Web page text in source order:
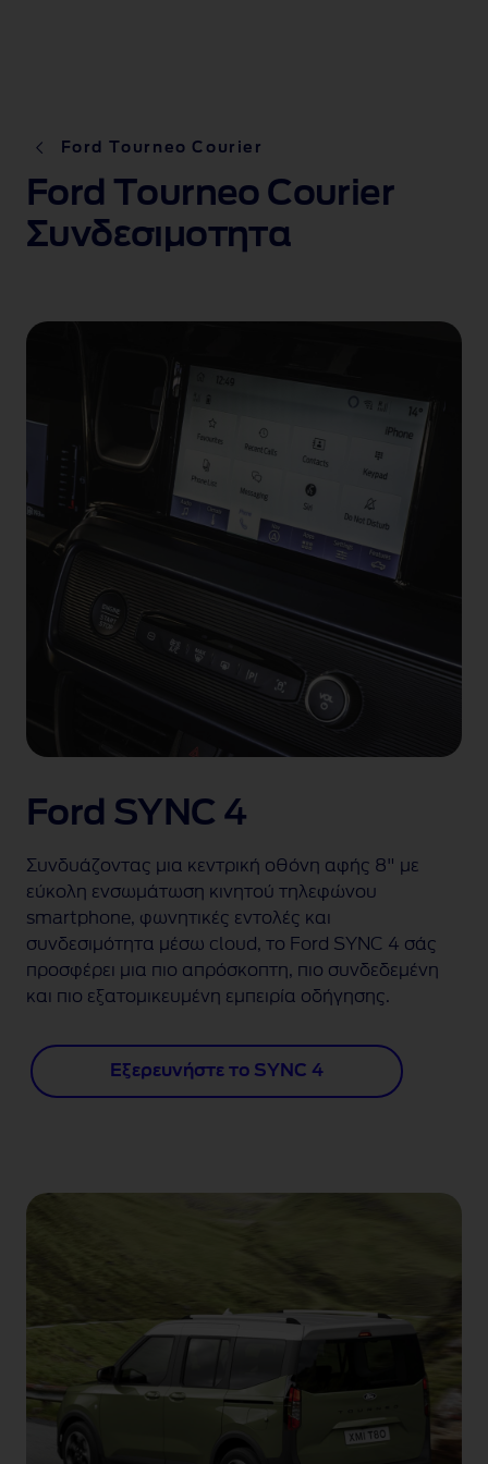
Ford Tourneo Courier
Ford Tourneo Courier
Συνδεσιμοτητα
Ford SYNC 4
Συνδυάζοντας μια κεντρική οθόνη αφής 8" με
εύκολη ενσωμάτωση κινητού τηλεφώνου
smartphone, φωνητικές εντολές και
συνδεσιμότητα μέσω cloud, το Ford SYNC 4 σάς
προσφέρει μια πιο απρόσκοπτη, πιο συνδεδεμένη
και πιο εξατομικευμένη εμπειρία οδήγησης.
Εξερευνήστε το SYNC 4